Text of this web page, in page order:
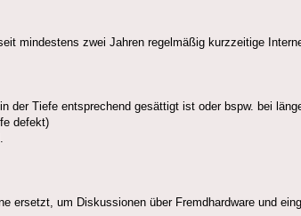
mindestens zwei Jahren regelmäßig kurzzeitige
der Tiefe entsprechend gesättigt ist oder bspw. bei
defekt)
ersetzt, um Diskussionen über Fremdhardware und